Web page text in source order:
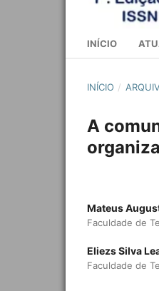
INÍCIO
INÍCIO /
A
Mateus
Faculdade de
Eliezs Silva
Faculdade de